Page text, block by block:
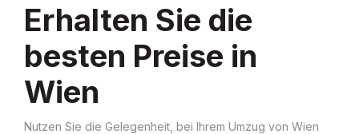
Erhalten Sie die
besten Preise in
Wien
Nutzen Sie die Gelegenheit, bei Ihrem Umzug von Wien